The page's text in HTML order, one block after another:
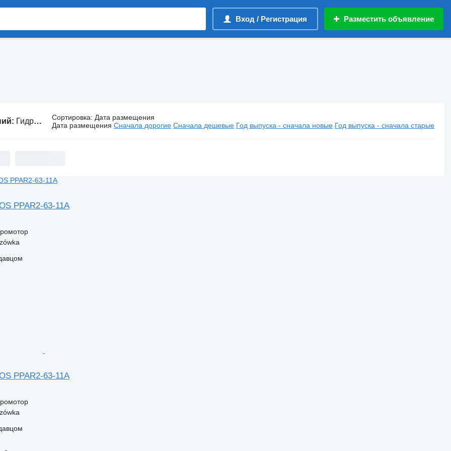
Вход / Регистрация Разместить объявление
Гидравлика TOS Сортировка: Дата размещения
Дата размещения Сначала дорогие Сначала дешевые Год выпуска - сначала новые Год выпуска - сначала старые
PPAR2-63-11A
PPAR2-63-11A